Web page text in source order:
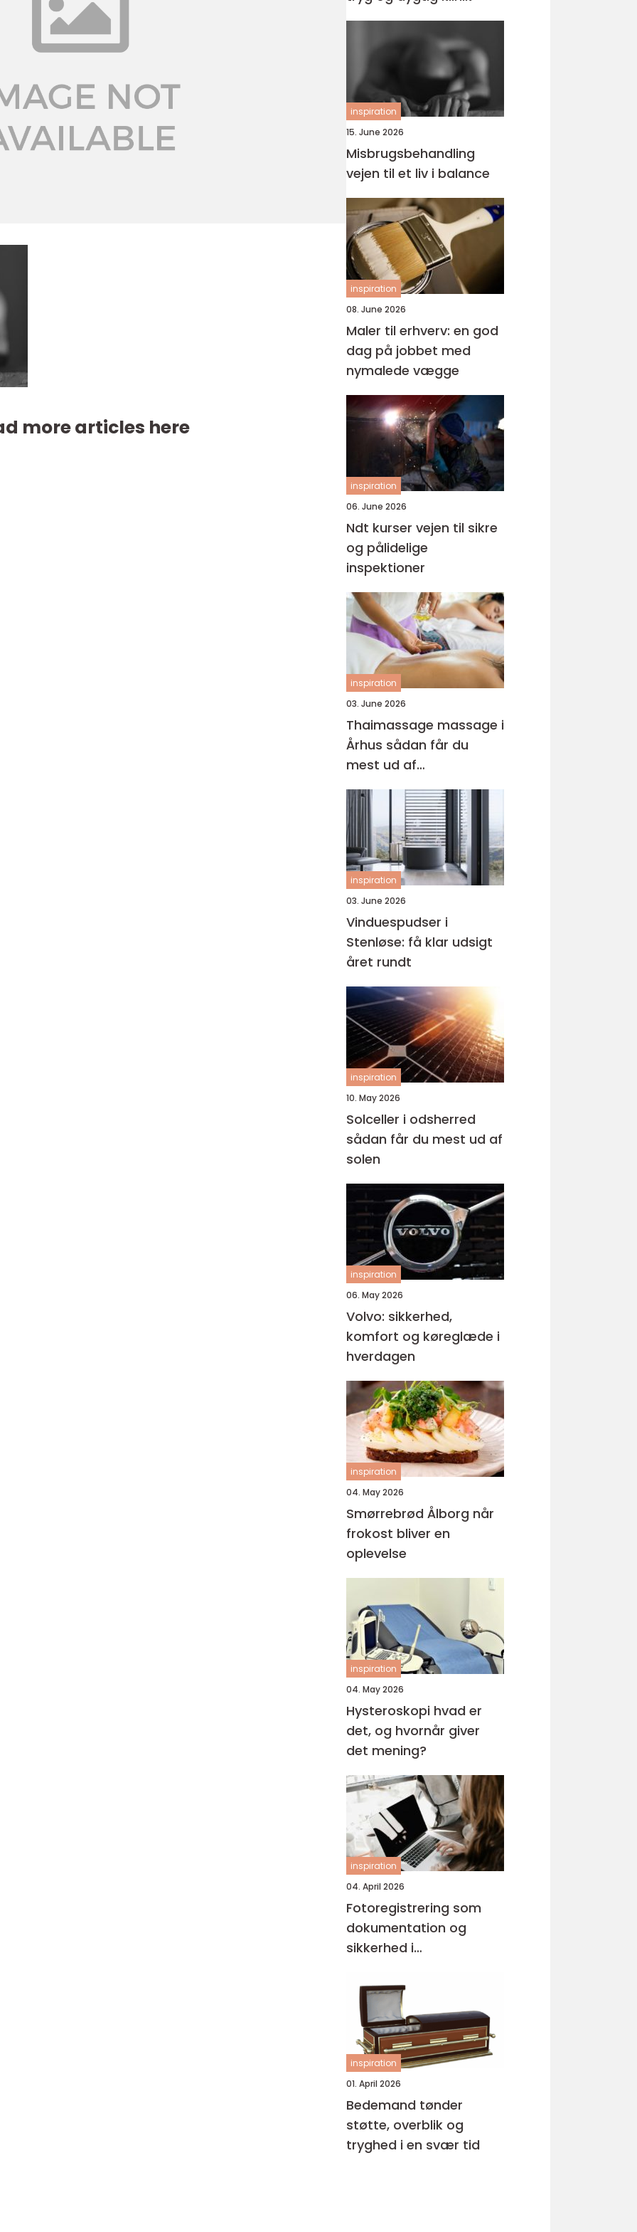
more articles here
inspiration
15. June 2026
Misbrugsbehandling
vejen til et liv i balance
inspiration
08. June 2026
Maler til erhverv: en god
dag på jobbet med
nymalede vægge
inspiration
06. June 2026
Ndt kurser vejen til sikre
og pålidelige
inspektioner
inspiration
03. June 2026
Thaimassage massage i
Århus sådan får du
mest ud af
behandlingen
inspiration
03. June 2026
Vinduespudser i
Stenløse: få klar udsigt
året rundt
inspiration
10. May 2026
Solceller i odsherred
sådan får du mest ud af
solen
inspiration
06. May 2026
Volvo: sikkerhed,
komfort og køreglæde i
hverdagen
inspiration
04. May 2026
Smørrebrød Ålborg når
frokost bliver en
oplevelse
inspiration
04. May 2026
Hysteroskopi hvad er
det, og hvornår giver
det mening?
inspiration
04. April 2026
Fotoregistrering som
dokumentation og
sikkerhed i
inspiration
01. April 2026
Bedemand tønder
støtte, overblik og
tryghed i en svær tid